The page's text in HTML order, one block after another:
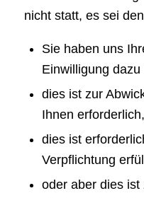
nicht statt, es sei
Sie haben uns
Einwilligung dazu
dies ist zur
Ihnen erforderlich,
dies ist
Verpflichtung
oder aber dies ist